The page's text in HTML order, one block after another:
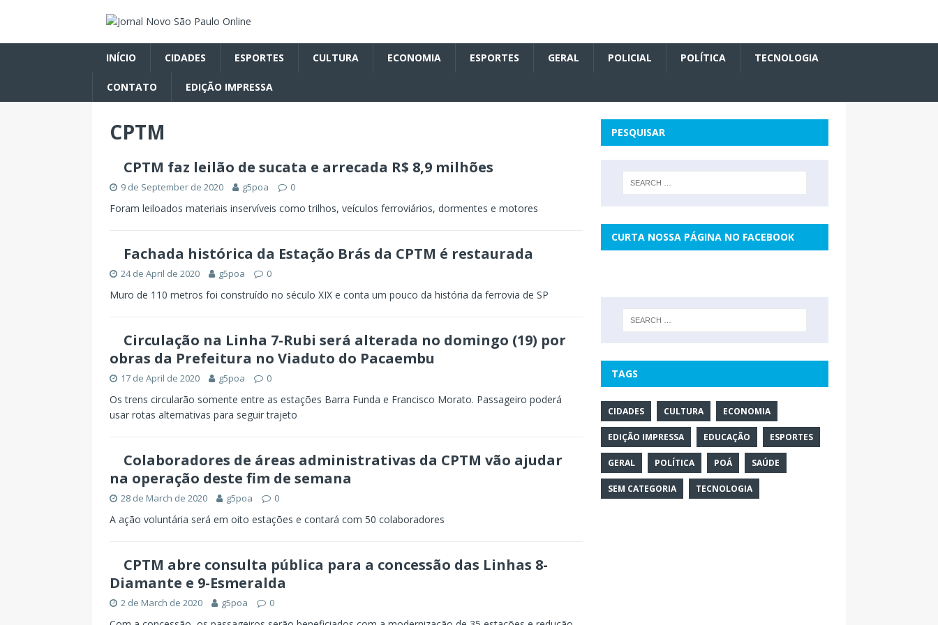
INÍCIO CIDADES ESPORTES CULTURA ECONOMIA ESPORTES GERAL POLICIAL POLÍTICA TECNOLOGIA
CONTATO EDIÇÃO IMPRESSA
CPTM
CPTM faz leilão de sucata e arrecada R$ 8,9 milhões
9 de September de 2020 g5poa 0
Foram leiloados materiais inservíveis como trilhos, veículos ferroviários, dormentes e motores
Fachada histórica da Estação Brás da CPTM é restaurada
24 de April de 2020 g5poa 0
Muro de 110 metros foi construído no século XIX e conta um pouco da história da ferrovia de SP
Circulação na Linha 7-Rubi será alterada no domingo (19) por
obras da Prefeitura no Viaduto do Pacaembu
17 de April de 2020 g5poa 0
Os trens circularão somente entre as estações Barra Funda e Francisco Morato. Passageiro poderá
usar rotas alternativas para seguir trajeto
Colaboradores de áreas administrativas da CPTM vão ajudar
na operação deste fim de semana
28 de March de 2020 g5poa 0
A ação voluntária será em oito estações e contará com 50 colaboradores
CPTM abre consulta pública para a concessão das Linhas 8-
Diamante e 9-Esmeralda
2 de March de 2020 g5poa 0
PESQUISAR
CURTA NOSSA PÁGINA NO FACEBOOK
TAGS
CIDADES CULTURA ECONOMIA
EDIÇÃO IMPRESSA EDUCAÇÃO ESPORTES
GERAL POLÍTICA POÁ SAÚDE
SEM CATEGORIA TECNOLOGIA